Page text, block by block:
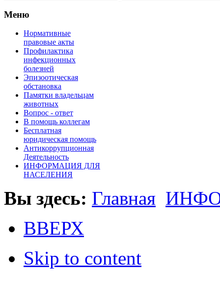
Меню
Нормативные
правовые акты
Профилактика
инфекционных
болезней
Эпизоотическая
обстановка
Памятки владельцам
животных
Вопроc - ответ
В помощь коллегам
Бесплатная
юридическая помощь
Антикоррупционная
Деятельность
ИНФОРМАЦИЯ ДЛЯ
НАСЕЛЕНИЯ
Вы здесь: Главная
ВВЕРХ
Skip to content